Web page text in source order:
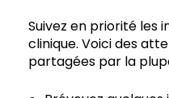
Suivez en priorité les
clinique. Voici des
partagées par la